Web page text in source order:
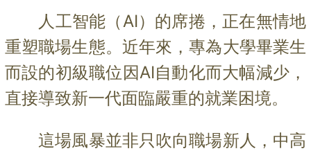
人工智能（AI）的席捲，正在無情地
重塑職場生態。近年來，專為大學畢業生
而設的初級職位因AI自動化而大幅減少，
直接導致新一代面臨嚴重的就業困境。
這場風暴並非只吹向職場新人，中高